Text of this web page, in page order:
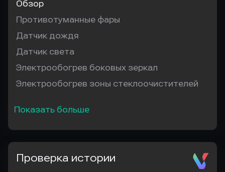
Обзор
Противотуманные фары
Датчик дождя
Датчик света
Электрообогрев боковых зеркал
Электрообогрев зоны стеклоочистителей
Показать больше
Проверка истории